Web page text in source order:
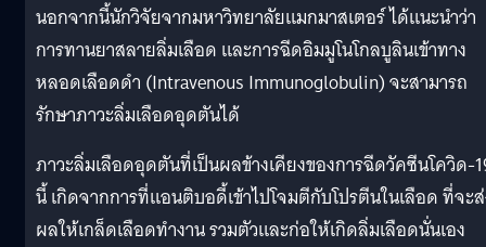
นอกจากนี้นักวิจัยจากมหาวิทยาลัยแมกมาสเตอร์ ได้แนะนำว่า
การทานยาสลายลิ่มเลือด และการฉีดอิมมูโนโกลบูลินเข้าทาง
หลอดเลือดดำ (Intravenous Immunoglobulin) จะสามารถ
รักษาภาวะลิ่มเลือดอุดตันได้
ภาวะลิ่มเลือดอุดตันที่เป็นผลข้างเคียงของการฉีดวัคซีนโควิด-
นี้ เกิดจากการที่แอนติบอดี้เข้าไปโจมตีกับโปรตีนในเลือด ที่จะ
ผลให้เกล็ดเลือดทำงาน รวมตัวและก่อให้เกิดลิ่มเลือดนั่นเอง